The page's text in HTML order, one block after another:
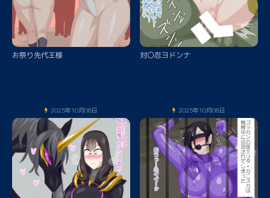
お祭り先代王様 対〇忍ヨドンナ
2025年10月08日 2025年10月08日